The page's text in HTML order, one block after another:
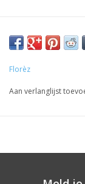
Florèz
Aan verlanglijst